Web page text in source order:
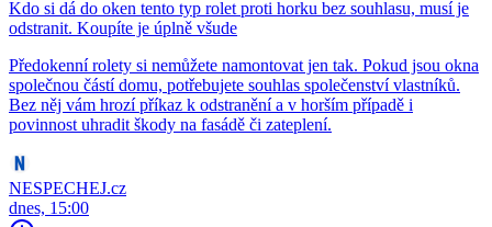
Kdo si dá do oken tento typ rolet proti horku bez souhlasu, musí je
odstranit. Koupíte je úplně všude
Předokenní rolety si nemůžete namontovat jen tak. Pokud jsou okna
společnou částí domu, potřebujete souhlas společenství vlastníků.
Bez něj vám hrozí příkaz k odstranění a v horším případě i
povinnost uhradit škody na fasádě či zateplení.
NESPECHEJ.cz
dnes, 15:00